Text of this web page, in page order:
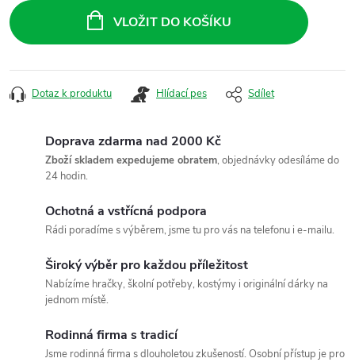
cena:
VLOŽIT DO KOŠÍKU
Dotaz k produktu Hlídací pes Sdílet
Doprava zdarma nad 2000 Kč
Zboží skladem expedujeme obratem, objednávky odesíláme do
24 hodin.
Ochotná a vstřícná podpora
Rádi poradíme s výběrem, jsme tu pro vás na telefonu i e-mailu.
Široký výběr pro každou příležitost
Nabízíme hračky, školní potřeby, kostýmy i originální dárky na
jednom místě.
Rodinná firma s tradicí
Jsme rodinná firma s dlouholetou zkušeností. Osobní přístup je pro